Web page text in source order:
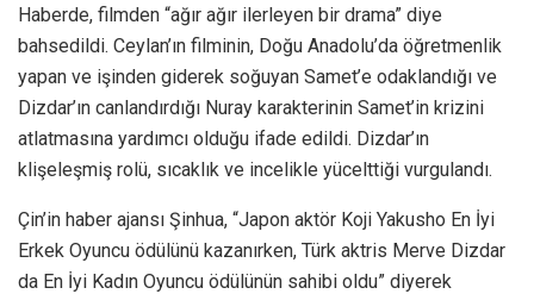
Haberde, filmden “ağır ağır ilerleyen bir drama” diye
bahsedildi. Ceylan’ın filminin, Doğu Anadolu’da öğretmenlik
yapan ve işinden giderek soğuyan Samet’e odaklandığı ve
Dizdar’ın canlandırdığı Nuray karakterinin Samet’in krizini
atlatmasına yardımcı olduğu ifade edildi. Dizdar’ın
klişeleşmiş rolü, sıcaklık ve incelikle yücelttiği vurgulandı.
Çin’in haber ajansı Şinhua, “Japon aktör Koji Yakusho En İyi
Erkek Oyuncu ödülünü kazanırken, Türk aktris Merve Dizdar
da En İyi Kadın Oyuncu ödülünün sahibi oldu” diyerek